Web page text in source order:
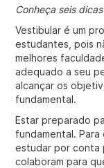
Conheça seis
Vestibular é um
estudantes, pois
melhores
adequado a seu
alcançar os
fundamental.
Estar preparado
fundamental.
estudar por conta
colaboram para